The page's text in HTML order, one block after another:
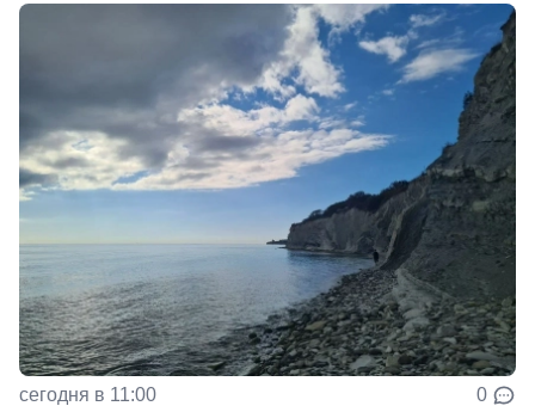
сегодня в 11:00 0